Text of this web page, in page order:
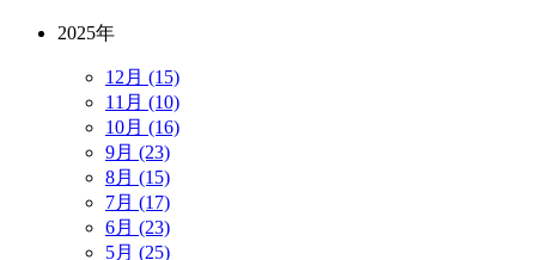
2025年
12月 (15)
11月 (10)
10月 (16)
9月 (23)
8月 (15)
7月 (17)
6月 (23)
5月 (25)